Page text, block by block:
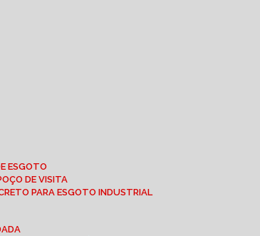
ESGOTO
DE VISITA
PARA ESGOTO INDUSTRIAL